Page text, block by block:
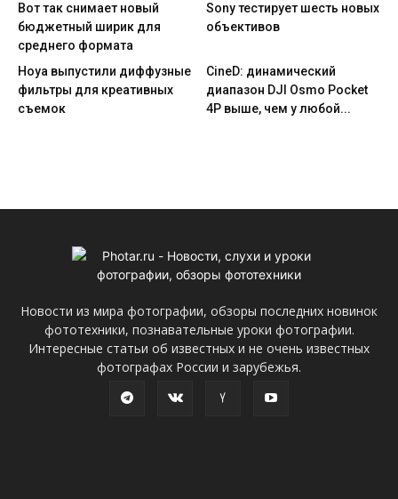
Вот так снимает новый
бюджетный ширик для
среднего формата
Sony тестирует шесть новых
объективов
Hoya выпустили диффузные
фильтры для креативных
съемок
CineD: динамический
диапазон DJI Osmo Pocket
4P выше, чем у любой...
Новости из мира фотографии, обзоры последних новинок
фототехники, познавательные уроки фотографии.
Интересные статьи об известных и не очень известных
фотографах России и зарубежья.